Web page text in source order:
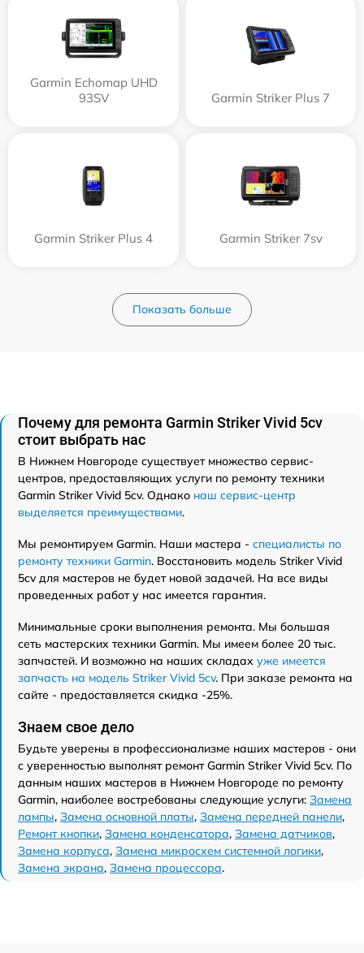
Garmin Echomap UHD
93SV
Garmin Striker Plus 7
Garmin Striker Plus 4 Garmin Striker 7sv
Показать больше
Почему для ремонта Garmin Striker Vivid 5cv
стоит выбрать нас
В Нижнем Новгороде существует множество сервис-
центров, предоставляющих услуги по ремонту техники
Garmin Striker Vivid 5cv. Однако наш сервис-центр
выделяется преимуществами.
Мы ремонтируем Garmin. Наши мастера - специалисты по
ремонту техники Garmin. Восстановить модель Striker Vivid
5cv для мастеров не будет новой задачей. На все виды
проведенных работ у нас имеется гарантия.
Минимальные сроки выполнения ремонта. Мы большая
сеть мастерских техники Garmin. Мы имеем более 20 тыс.
запчастей. И возможно на наших складах уже имеется
запчасть на модель Striker Vivid 5cv. При заказе ремонта на
сайте - предоставляется скидка -25%.
Знаем свое дело
Будьте уверены в профессионализме наших мастеров - они
с уверенностью выполнят ремонт Garmin Striker Vivid 5cv. По
данным наших мастеров в Нижнем Новгороде по ремонту
Garmin, наиболее востребованы следующие услуги: Замена
лампы, Замена основной платы, Замена передней панели,
Ремонт кнопки, Замена конденсатора, Замена датчиков,
Замена корпуса, Замена микросхем системной логики,
Замена экрана, Замена процессора.